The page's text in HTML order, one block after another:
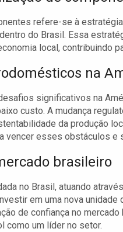
refere-se à
do Brasil. Essa
local, contribuindo
na
significativos na
custo. A mudança
da produção
vencer esses obstáculos e
brasileiro
no Brasil, atuando
em uma nova
de confiança no
como um líder no setor.